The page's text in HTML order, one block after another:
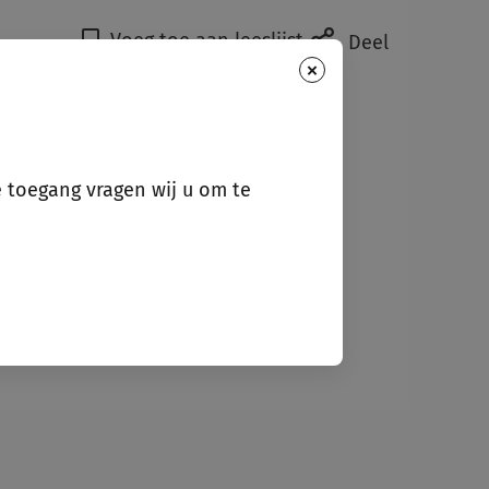
×
vragen wij u om te
Voeg toe aan leeslijst Deel